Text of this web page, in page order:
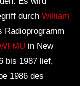
durch William
Radioprogramm
in New
bis 1987 lief,
1986 des